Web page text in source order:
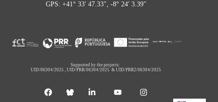
GPS: +41° 33′ 47.33″, -8° 24′ 3.39″
Supported by the projects:
UID/06304/2025 ,UID/PRR/06304/2025 &UID/PRR2/06304/2025